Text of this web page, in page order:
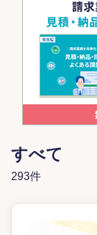
すべて
293件